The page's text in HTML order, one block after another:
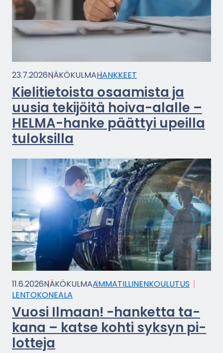
23.7.2026NÄ­KÖ­KUL­MAHANK­KEET
Kie­li­tie­tois­ta osaa­mis­ta ja
uusia te­ki­jöi­tä hoiva-​alalle –
HELMA-​hanke päät­tyi upeil­la
tu­lok­sil­la
11.6.2026NÄ­KÖ­KUL­MAAM­MA­TIL­LI­NEN­KOU­LU­TUS
LEN­TO­KO­NEA­LA
Vuosi Il­maan! -​hanketta ta­
ka­na – katse kohti syk­syn pi­
lot­te­ja